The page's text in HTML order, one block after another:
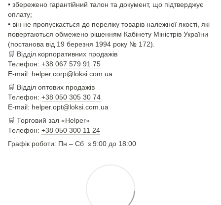
• збережено гарантійний талон та документ, що підтверджує
оплату;
• він не пропускається до переліку товарів належної якості, які
повертаються обмежено рішенням Кабінету Міністрів України
(постанова від 19 березня 1994 року № 172).
🛒 Відділ корпоративних продажів
Телефон: +38 067 579 91 75
E-mail: helper.corp@loksi.com.ua
🛒 Відділ оптових продажів
Телефон: +38 050 305 30 74
E-mail: helper.opt@loksi.com.ua
🛒 Торговий зал «Helper»
Телефон: +38 050 300 11 24
Графік роботи: Пн – Сб з 9:00 до 18:00